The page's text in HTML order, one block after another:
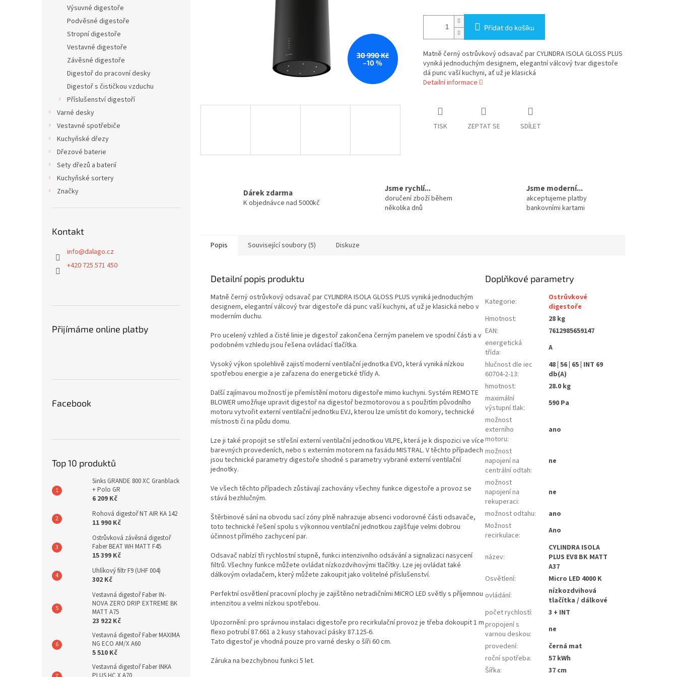
Výsuvné digestoře
Podvěsné digestoře
Stropní digestoře
Vestavné digestoře
Závěsné digestoře
Digestoř do pracovní desky
Digestoř s čističkou vzduchu
Příslušenství digestoří
Varné desky
Vestavné spotřebiče
Kuchyňské dřezy
Dřezové baterie
Sety dřezů a baterií
Kuchyňské sortery
Značky
Kontakt
info@dalago.cz
+420 725 571 450
Přijímáme online platby
Facebook
Top 10 produktů
Sinks GRANDE 800 XC Granblack
+ Polo GR
6 209 Kč
Rohová digestoř NT AIR KA 142
11 990 Kč
Ostrůvková závěsná digestoř
Faber BEAT WH MATT F45
15 399 Kč
Uhlíkový filtr F9 (UHF 004)
302 Kč
Vestavná digestoř Faber IN-
NOVA ZERO DRIP EXTREME BK
MATT A75
23 922 Kč
Vestavná digestoř Faber MAXIMA
NG ECO AM/X A60
5 510 Kč
Vestavná digestoř Faber INKA
30 990 Kč
–10 %
Přidat do košíku
Matně černý ostrůvkový odsavač par CYLINDRA ISOLA GLOSS PLUS
vyniká jednoduchým designem, elegantní válcový tvar digestoře
dá punc vaší kuchyni, ať už je klasická
Detailní informace
TISK ZEPTAT SE SDÍLET
Dárek zdarma
K objednávce nad 5000kč
Jsme rychlí...
doručení zboží během
několika dnů
Jsme moderní...
akceptujeme platby
bankovními kartami
Popis Související soubory (5) Diskuze
Detailní popis produktu
Matně černý ostrůvkový odsavač par CYLINDRA ISOLA GLOSS PLUS vyniká jednoduchým
designem, elegantní válcový tvar digestoře dá punc vaší kuchyni, ať už je klasická nebo v
moderním duchu.
Pro ucelený vzhled a čisté linie je digestoř zakončena černým panelem ve spodní části a v
podobném vzhledu jsou řešena ovládací tlačítka.
Vysoký výkon spolehlivě zajistí moderní ventilační jednotka EVO, která vyniká nízkou
spotřebou energie a je zařazena do energetické třídy A.
Další zajímavou možností je přemístění motoru digestoře mimo kuchyni. Systém REMOTE
BLOWER umožňuje upravit digestoř na digestoř bezmotorovou a s použitím původního
motoru vytvořit externí ventilační jednotku EVJ, kterou lze umístit do komory, technické
místnosti či na půdu domu.
Lze ji také propojit se střešní externí ventilační jednotkou VILPE, která je k dispozici ve více
barevných provedeních, nebo s externím motorem na fasádu MISTRAL. V těchto případech
jsou technické parametry digestoře shodné s parametry vybrané externí ventilační
jednotky.
Ve všech těchto případech zůstávají zachovány všechny funkce digestoře a provoz se
stává bezhlučným.
Štěrbinové sání na obvodu sací zóny plně nahrazuje absenci vodorovné části odsavače,
toto technické řešení spolu s výkonnou ventilační jednotkou zajišťuje velmi dobrou
účinnost přímého zachycení par.
Odsavač nabízí tři rychlostní stupně, funkci intenzivního odsávání a signalizaci nasycení
filtrů. Všechny funkce můžete ovládat nízkozdvihovými tlačítky. Lze jej ovládat také
dálkovým ovladačem, který můžete zakoupit jako volitelné příslušenství.
Perfektní osvětlení pracovní plochy je zajištěno netradičními MICRO LED světly s příjemnou
intenzitou a velmi nízkou spotřebou.
Upozornění: pro správnou instalaci digestoře pro recirkulační provoz je třeba dokoupit 1 m
flexo potrubí 87.661 a 2 kusy stahovací pásky 87.125-6.
Tato digestoř je vhodná pouze pro varné desky o šíři 60 cm.
Záruka na bezchybnou funkci 5 let.
Doplňkové parametry
Kategorie:
Ostrůvkové
digestoře
Hmotnost:
28 kg
EAN:
7612985659147
energetická
třída:
A
hlučnost dle iec
60704-2-13:
48 | 56 | 65 | INT 69
db(A)
hmotnost:
28.0 kg
maximální
výstupní tlak:
590 Pa
možnost
externího
motoru:
ano
možnost
napojení na
centrální odtah:
ne
možnost
napojení na
rekuperaci:
ne
možnost odtahu:
ano
Možnost
recirkulace: Ano
název:
CYLINDRA ISOLA
PLUS EV8 BK MATT
A37
Osvětlení:
Micro LED 4000 K
ovládání:
nízkozdvihová
tlačítka / dálkové
počet rychlostí:
3 + INT
propojení s
varnou deskou:
ne
provedení:
černá mat
roční spotřeba:
57 kWh
Šířka: 37 cm